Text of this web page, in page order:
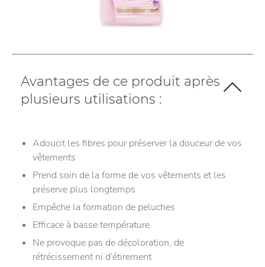
Avantages de ce produit après
plusieurs utilisations :
Adoucit les fibres pour préserver la douceur de vos
vêtements
Prend soin de la forme de vos vêtements et les
préserve plus longtemps
Empêche la formation de peluches
Efficace à basse température
Ne provoque pas de décoloration, de
rétrécissement ni d’étirement